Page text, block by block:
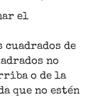
el
cuadrados de
no
o de la
que no estén